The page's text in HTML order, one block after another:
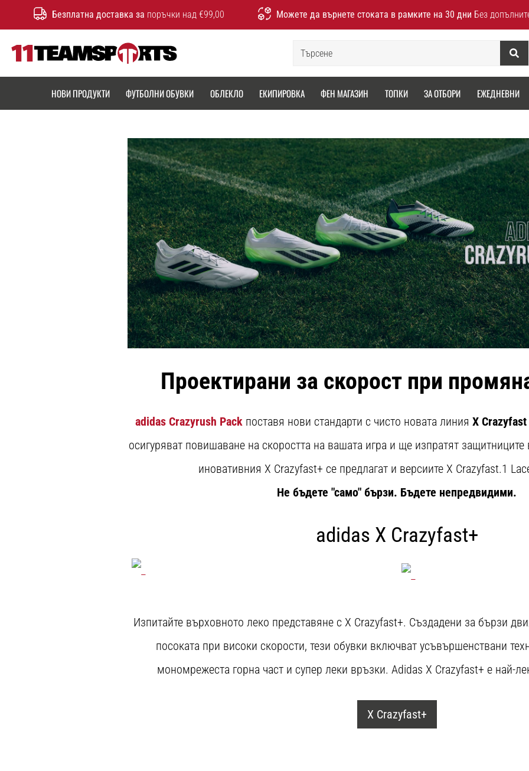
Безплатна доставка за поръчки над €99,00 Можете да върнете стоката в рамките на 30 дни Без
Търсене
НОВИ ПРОДУКТИ ФУТБОЛНИ ОБУВКИ ОБЛЕКЛО ЕКИПИРОВКА ФЕН МАГАЗИН ТОПКИ ЗА ОТБОРИ ЕЖЕДНЕВНИ
Проектирани за скорост при
adidas Crazyrush Pack поставя нови стандарти с чисто новата линия X Crazyfast
осигуряват повишаване на скоростта на вашата игра и ще изпратят
иновативния X Crazyfast+ се предлагат и версиите X Crazyfast.1
Не бъдете "само" бързи. Бъдете непредвидими.
adidas X Crazyfast+
Изпитайте върховното леко представяне с X Crazyfast+. Създадени за бързи
посоката при високи скорости, тези обувки включват усъвършенствани
мономрежеста горна част и супер леки връзки. Adidas X Crazyfast+ е най-
X Crazyfast+